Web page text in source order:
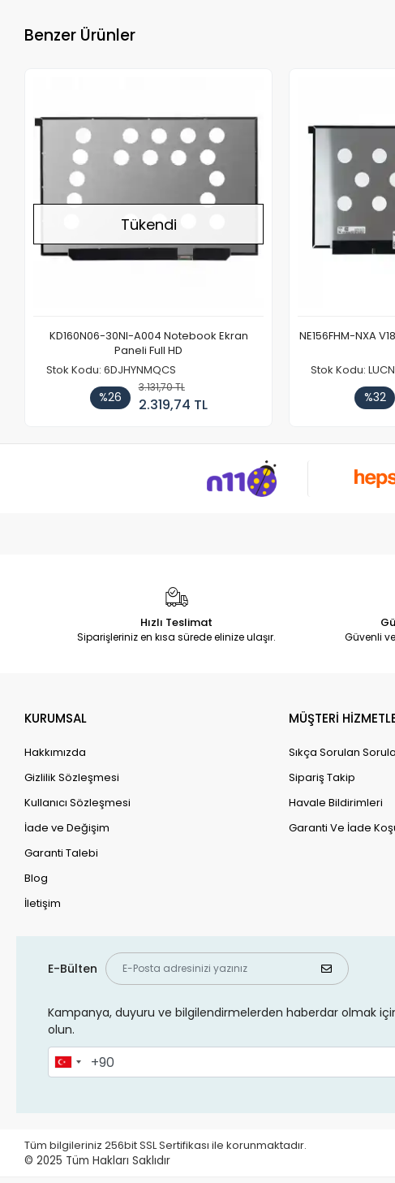
Benzer Ürünler
Tükendi
KD160N06-30NI-A004 Notebook Ekran
Paneli Full HD
Stok Kodu: 6DJHYNMQCS
%26
3.131,70 TL
2.319,74 TL
NE156FHM-NXA
Stok Kodu:
%32
Hızlı Teslimat
Siparişleriniz en kısa sürede elinize ulaşır. Güvenli
KURUMSAL
Hakkımızda
Gizlilik Sözleşmesi
Kullanıcı Sözleşmesi
İade ve Değişim
Garanti Talebi
Blog
İletişim
MÜŞTERİ
Sıkça Sorulan
Sipariş Takip
Havale Bildirimleri
Garanti Ve İade
E-Bülten
Kampanya, duyuru ve bilgilendirmelerden haberdar olmak
olun.
Tüm bilgileriniz 256bit SSL Sertifikası ile korunmaktadır.
© 2025 Tüm Hakları Saklıdır